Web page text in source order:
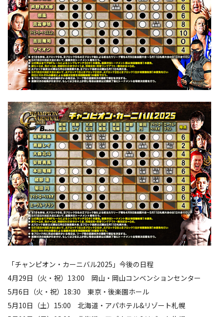
「チャンピオン・カーニバル2025」今後の日程
4月29日（火・祝）13:00 岡山・岡山コンベンションセンター
5月6日（火・祝）18:30 東京・後楽園ホール
5月10日（土）15:00 北海道・アパホテル&リゾート札幌